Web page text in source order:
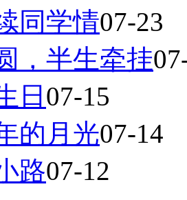
同学情07-23
，半生牵挂
日 07-15
的月光07-14
路07-12